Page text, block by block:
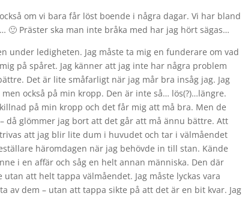
om vi bara får löst boende i några dagar. Vi har bland
Präster ska man inte bråka med har jag hört sägas…
under ledigheten. Jag måste ta mig en funderare om vad
på spåret. Jag känner att jag inte har några problem
Det är lite småfarligt när jag mår bra insåg jag. Jag
också på min kropp. Den är inte så… lös(?)…längre.
på min kropp och det får mig att må bra. Men de
då glömmer jag bort att det går att må ännu bättre. Att
att jag blir lite dum i huvudet och tar i välmåendet
häromdagen när jag behövde in till stan. Kände
i en affär och såg en helt annan människa. Den där
att helt tappa välmåendet. Jag måste lyckas vara
av dem – utan att tappa sikte på att det är en bit kvar. Jag